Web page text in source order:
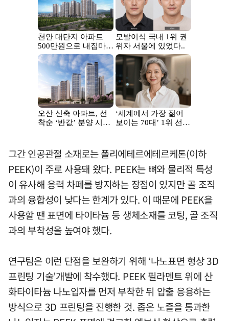
그간 인공관절 소재로는 폴리에테르에테르케톤(이하
PEEK)이 주로 사용돼 왔다. PEEK는 뼈와 물리적 특성
이 유사해 응력 차폐를 방지하는 장점이 있지만 골 조직
과의 융합성이 낮다는 한계가 있다. 이 때문에 PEEK을
사용할 땐 표면에 타이타늄 등 생체소재를 코팅, 골 조직
과의 부착성을 높여야 했다.
연구팀은 이런 단점을 보완하기 위해 ‘나노표면 형상 3D
프린팅 기술’개발에 착수했다. PEEK 필라멘트 위에 산
화타이타늄 나노입자를 먼저 부착한 뒤 압출 응용하는
방식으로 3D 프린팅을 진행한 것. 좁은 노즐을 통과한